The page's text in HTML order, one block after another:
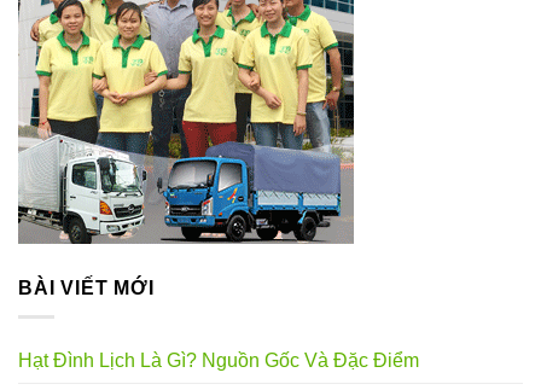
BÀI VIẾT MỚI
Hạt Đình Lịch Là Gì? Nguồn Gốc Và Đặc Điểm